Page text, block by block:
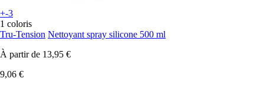
+-3
1 coloris
Tru-Tension Nettoyant spray silicone 500 ml
À partir de 13,95 €
9,06 €